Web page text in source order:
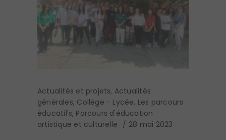
Actualités et projets, Actualités
générales, Collège - Lycée, Les parcours
éducatifs, Parcours d'éducation
artistique et culturelle
28 mai 2023